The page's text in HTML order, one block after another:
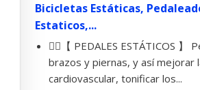
Bicicletas Estáticas,
Estaticos,...
🚴‍♀️【 PEDALES ESTÁTICOS
brazos y piernas, y así mejorar
cardiovascular, tonificar los...